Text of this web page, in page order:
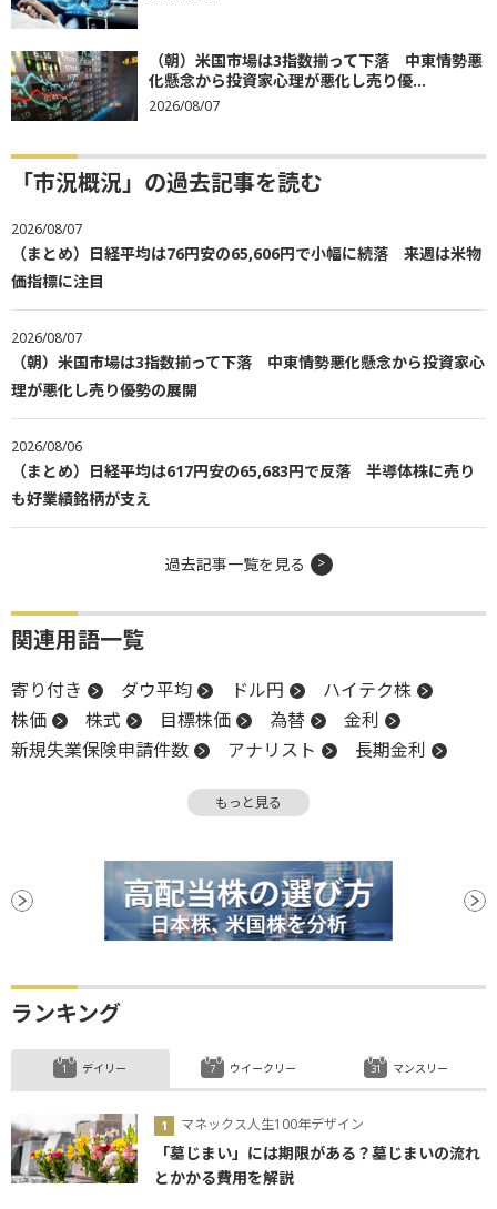
（朝）米国市場は3指数揃って下落 中東情勢悪
化懸念から投資家心理が悪化し売り優...
2026/08/07
「市況概況」の過去記事を読む
2026/08/07
（まとめ）日経平均は76円安の65,606円で小幅に続落 来週は米物
価指標に注目
2026/08/07
（朝）米国市場は3指数揃って下落 中東情勢悪化懸念から投資家心
理が悪化し売り優勢の展開
2026/08/06
（まとめ）日経平均は617円安の65,683円で反落 半導体株に売り
も好業績銘柄が支え
過去記事一覧を見る
関連用語一覧
寄り付き ダウ平均 ドル円
ハイテク株
株価
株式 目標株価 為替
金利
新規失業保険申請件数
アナリスト
長期金利
格付 四半期決算
反落 引け FRB
株価指数
決算
債務格付け 消費者物価指数
CPI
もっと見る
ランキング
デイリー
マネックス人生100年デザイン
「墓じまい」には期限がある？墓じまいの流れ
とかかる費用を解説
ウイークリー マンスリー